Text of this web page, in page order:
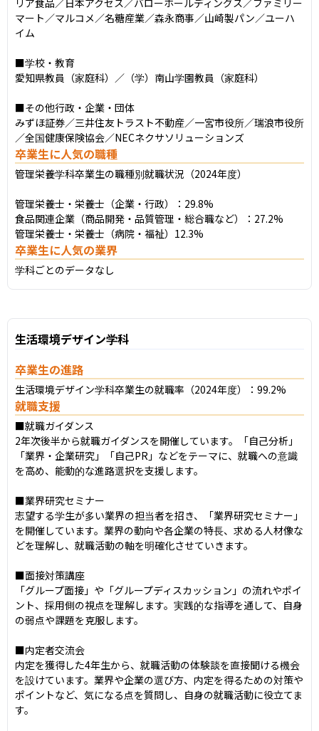
マート／マルコメ／名糖産業／森永商事／山崎製パン／ユーハ
イム
■学校・教育
愛知県教員（家庭科）／（学）南山学園教員（家庭科）
■その他行政・企業・団体
みずほ証券／三井住友トラスト不動産／一宮市役所／瑞浪市役所
／全国健康保険協会／NECネクサソリューションズ
卒業生に人気の職種
管理栄養学科卒業生の職種別就職状況（2024年度）
管理栄養士・栄養士（企業・行政）：29.8%
食品関連企業（商品開発・品質管理・総合職など）：27.2%
管理栄養士・栄養士（病院・福祉）12.3%
卒業生に人気の業界
学科ごとのデータなし
生活環境デザイン学科
卒業生の進路
生活環境デザイン学科卒業生の就職率（2024年度）：99.2%
就職支援
■就職ガイダンス
2年次後半から就職ガイダンスを開催しています。「自己分析」
「業界・企業研究」「自己PR」などをテーマに、就職への意識
を高め、能動的な進路選択を支援します。
■業界研究セミナー
志望する学生が多い業界の担当者を招き、「業界研究セミナー」
を開催しています。業界の動向や各企業の特長、求める人材像な
どを理解し、就職活動の軸を明確化させていきます。
■面接対策講座
「グループ面接」や「グループディスカッション」の流れやポイ
ント、採用側の視点を理解します。実践的な指導を通して、自身
の弱点や課題を克服します。
■内定者交流会
内定を獲得した4年生から、就職活動の体験談を直接聞ける機会
を設けています。業界や企業の選び方、内定を得るための対策や
ポイントなど、気になる点を質問し、自身の就職活動に役立てま
す。